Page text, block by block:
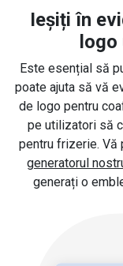
Ieșiți în
Este esențial să
poate ajuta să vă
de logo pentru
pe utilizatori să
pentru frizerie. Vă
generatorul
generați o